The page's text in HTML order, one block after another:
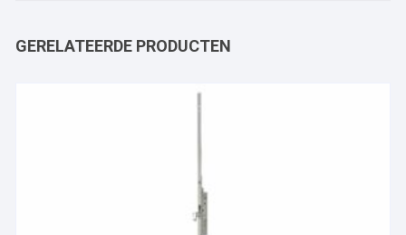
GERELATEERDE PRODUCTEN